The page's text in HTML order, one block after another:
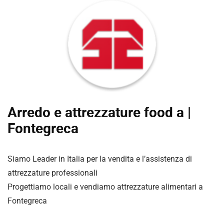
Arredo e attrezzature food a |
Fontegreca
Siamo Leader in Italia per la vendita e l’assistenza di
attrezzature professionali
Progettiamo locali e vendiamo attrezzature alimentari a
Fontegreca